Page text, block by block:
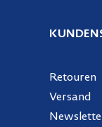
Retouren
Versand